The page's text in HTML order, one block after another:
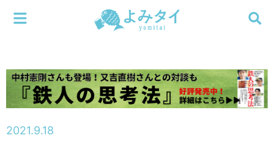
新着
検索する
メニューを閉じる
2021.9.18